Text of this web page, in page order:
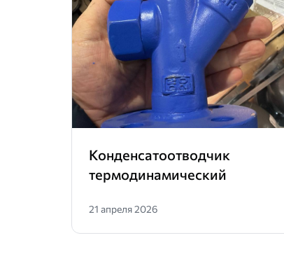
Конденсатоотводчик
термодинамический
21 апреля 2026